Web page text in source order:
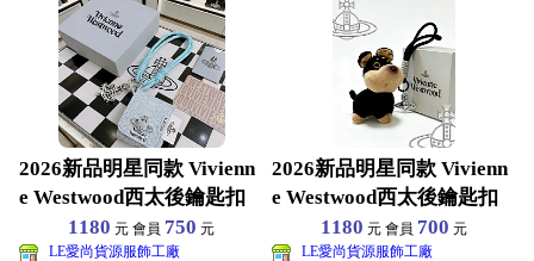
2026新品明星同款 Vivienn
e Westwood西太後鑰匙扣
1180 元 會員 750 元
LE愛尚貨源服飾工廠
2026新品明星同款 Vivienn
e Westwood西太後鑰匙扣
1180 元 會員 700 元
LE愛尚貨源服飾工廠